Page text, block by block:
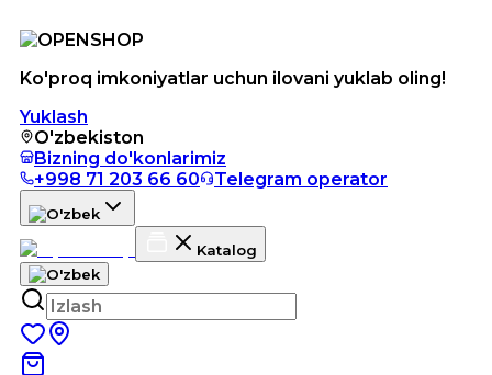
Ko'proq imkoniyatlar uchun ilovani yuklab oling!
Yuklash
O'zbekiston
Bizning do'konlarimiz
+998 71 203 66 60
Telegram operator
Katalog